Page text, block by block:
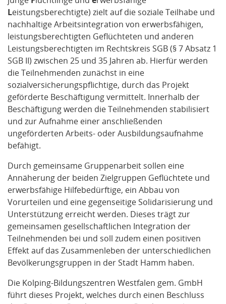
Leistungsberechtigte) zielt auf die soziale Teilhabe und
nachhaltige Arbeitsintegration von erwerbsfähigen,
leistungsberechtigten Geflüchteten und anderen
Leistungsberechtigten im Rechtskreis SGB (§ 7 Absatz 1
SGB II) zwischen 25 und 35 Jahren ab. Hierfür werden
die Teilnehmenden zunächst in eine
sozialversicherungspflichtige, durch das Projekt
geförderte Beschäftigung vermittelt. Innerhalb der
Beschäftigung werden die Teilnehmenden stabilisiert
und zur Aufnahme einer anschließenden
ungeförderten Arbeits- oder Ausbildungsaufnahme
befähigt.
Durch gemeinsame Gruppenarbeit sollen eine
Annäherung der beiden Zielgruppen Geflüchtete und
erwerbsfähige Hilfebedürftige, ein Abbau von
Vorurteilen und eine gegenseitige Solidarisierung und
Unterstützung erreicht werden. Dieses trägt zur
gemeinsamen gesellschaftlichen Integration der
Teilnehmenden bei und soll zudem einen positiven
Effekt auf das Zusammenleben der unterschiedlichen
Bevölkerungsgruppen in der Stadt Hamm haben.
Die Kolping-Bildungszentren Westfalen gem. GmbH
führt dieses Projekt, welches durch einen Beschluss